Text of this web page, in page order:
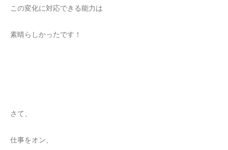
この変化に対応できる能力は
素晴らしかったです！
さて、
仕事をオン、